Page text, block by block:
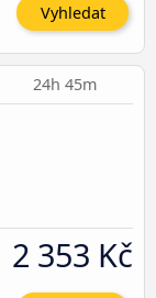
Vyhledat
24h 45m
2 353 Kč